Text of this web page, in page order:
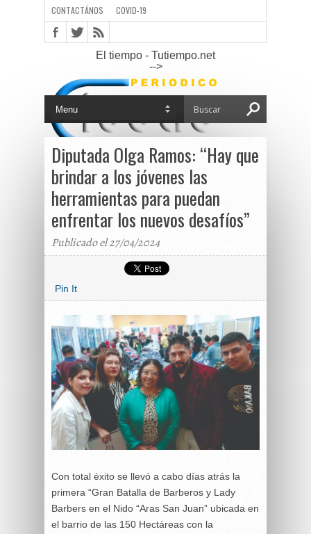
CONTACTÁNOS COVID-19
El tiempo - Tutiempo.net
-->
Diputada Olga Ramos: “Hay que
brindar a los jóvenes las
herramientas para puedan
enfrentar los nuevos desafíos”
Publicado el 27/04/2024
Pin It
Con total éxito se llevó a cabo días atrás la
primera “Gran Batalla de Barberos y Lady
Barbers en el Nido “Aras San Juan” ubicada en
el barrio de las 150 Hectáreas con la